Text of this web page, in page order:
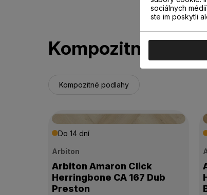
Kompozitné
Kompozitné podlahy
Do 14 dní
Arbiton
Arbiton Amaron Click
Herringbone CA 167 Dub
Preston
sociálnych
ste im poskytli